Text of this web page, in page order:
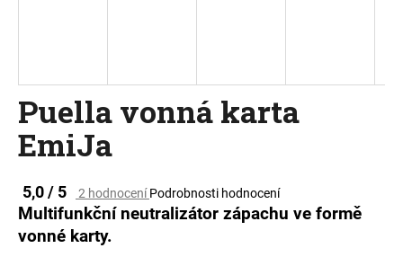
Puella vonná karta
EmiJa
Průměrné
hodnocení
produktu
je
5,0 / 5 2 hodnocení Podrobnosti hodnocení
Multifunkční neutralizátor zápachu ve formě
vonné karty.
t
?
HLEDAT